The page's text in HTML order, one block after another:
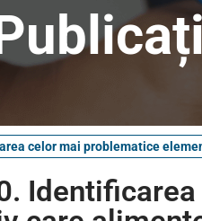
celor mai problematice